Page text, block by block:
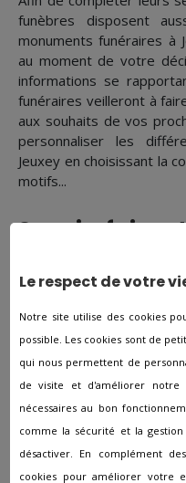
funèbres disposent
monuments funéraires à
au moment de votre
informations se
funéraires veilleront à
aux souhaits de vos
personnaliser les
Jeuxey en choisissant la
motifs...
Savoir-faire
Le rôle premier des
accompagner
agences placent en
métier et les conseillers
de ses clients. Afin de
les conseillers
bien respectées.
Le respect de votre
Notre site utilise des cookies
possible. Les cookies sont de
qui nous permettent de
de visite et d'améliorer notre
nécessaires au bon
comme la sécurité et la
désactiver. En complément
cookies pour améliorer votre